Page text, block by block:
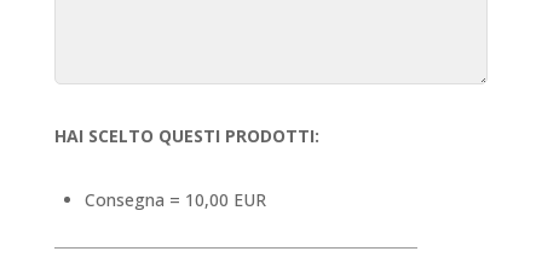
HAI SCELTO QUESTI PRODOTTI:
Consegna = 10,00 EUR